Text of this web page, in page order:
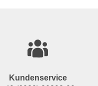
Kundenservice